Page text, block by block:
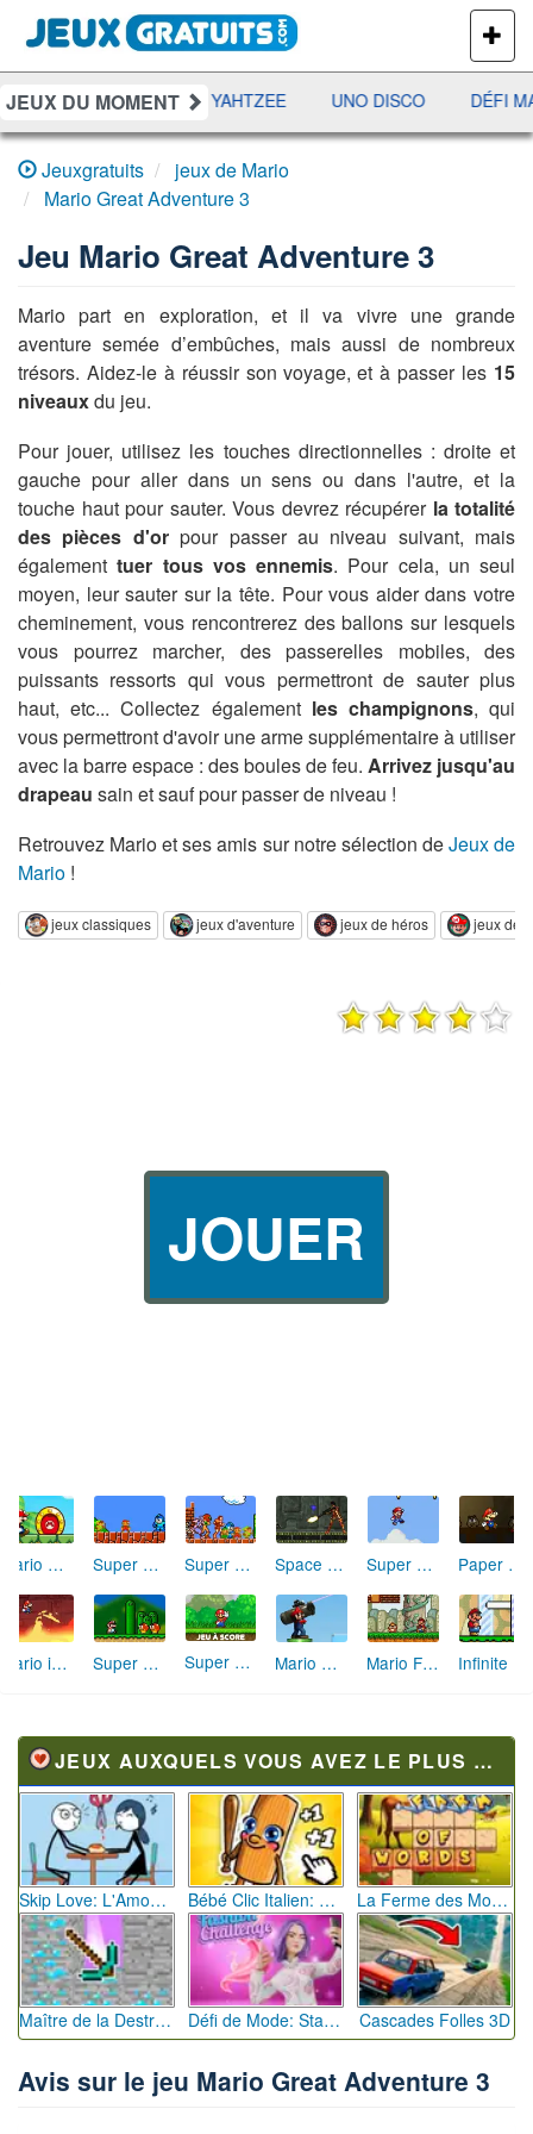
PLUS
DE
JEUX
JEUX DU MOMENT
RAMI JETX YAHTZEE UNO DISCO DÉFI
Jeuxgratuits
jeux de Mario
Mario Great Adventure 3
Jeu Mario Great Adventure 3
Mario part en exploration, et il va vivre une grande
aventure semée d’embûches, mais aussi de nombreux
trésors. Aidez-le à réussir son voyage, et à passer les 15
niveauxdu jeu.
Pour jouer, utilisez les touches directionnelles : droite et
gauche pour aller dans un sens ou dans l'autre, et la
touche haut pour sauter. Vous devrez récupérer la totalité
des pièces d'orpour passer au niveau suivant, mais
également tuer tous vos ennemis. Pour cela, un seul
moyen, leur sauter sur la tête. Pour vous aider dans votre
cheminement, vous rencontrerez des ballons sur lesquels
vous pourrez marcher, des passerelles mobiles, des
puissants ressorts qui vous permettront de sauter plus
haut, etc... Collectez également les champignons, qui
vous permettront d'avoir une arme supplémentaire à utiliser
avec la barre espace : des boules de feu. Arrivez jusqu'au
drapeau sain et sauf pour passer de niveau !
Retrouvez Mario et ses amis sur notre sélection deJeux de
Mario !
jeux classiques jeux d'aventure jeux de héros jeux de
JOUER
Mario Go Adventure Super Mario Crossover Super Mario Crossover 2 Space Bounty Super Mario Jump Paper Mario World 2
Mario in trouble Super Mario World Super Mario Star Scramble 3 Mario Gun Mario Flash 4
JEUX AUXQUELS VOUS AVEZ LE PLUS JOUÉ
Skip Love: L'Amour en Péril Bébé Clic Italien: La Folie des Petits Bambins La Ferme des Mots - Cultivez votre Vocabulaire
Maître de la Destruction: Fusion de Pioches Défi de Mode: Star du Podium Cascades Folles 3D
Avis sur le jeu Mario Great Adventure 3